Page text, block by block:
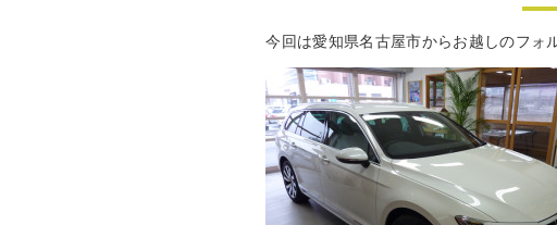
今回は愛知県名古屋市からお越しのフォ